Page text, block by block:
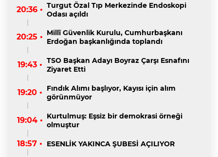
20:36 • Turgut Özal Tıp Merkezinde Endoskopi
Odası açıldı
20:25 • Millî Güvenlik Kurulu, Cumhurbaşkanı
Erdoğan başkanlığında toplandı
19:43 • TSO Başkan Adayı Boyraz Çarşı Esnafını
Ziyaret Etti
19:20 •
Fındık Alımı başlıyor, Kayısı için alım
görünmüyor
19:04 • Kurtulmuş: Eşsiz bir demokrasi örneği
olmuştur
18:57 • ESENLİK YAKINCA ŞUBESİ AÇILIYOR